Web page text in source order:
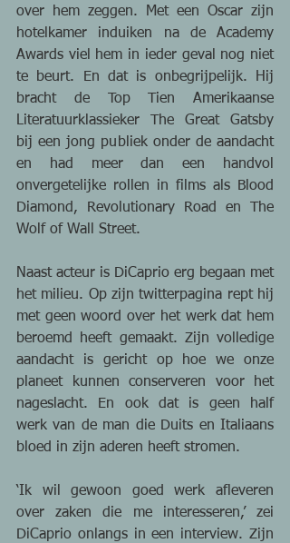
over hem zeggen. Met een Oscar zijn
hotelkamer induiken na de Academy
Awards viel hem in ieder geval nog niet
te beurt. En dat is onbegrijpelijk. Hij
bracht de Top Tien Amerikaanse
Literatuurklassieker The Great Gatsby
bij een jong publiek onder de aandacht
en had meer dan een handvol
onvergetelijke rollen in films als Blood
Diamond, Revolutionary Road en The
Wolf of Wall Street.
Naast acteur is DiCaprio erg begaan met
het milieu. Op zijn twitterpagina rept hij
met geen woord over het werk dat hem
beroemd heeft gemaakt. Zijn volledige
aandacht is gericht op hoe we onze
planeet kunnen conserveren voor het
nageslacht. En ook dat is geen half
werk van de man die Duits en Italiaans
bloed in zijn aderen heeft stromen.
‘Ik wil gewoon goed werk afleveren
over zaken die me interesseren,’ zei
DiCaprio onlangs in een interview. Zijn